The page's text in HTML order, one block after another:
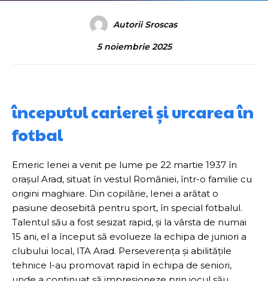
Autorii Sroscas
5 noiembrie 2025
începutul carierei și urcarea în
fotbal
Emeric Ienei a venit pe lume pe 22 martie 1937 în
orașul Arad, situat în vestul României, într-o familie cu
origini maghiare. Din copilărie, Ienei a arătat o
pasiune deosebită pentru sport, în special fotbalul.
Talentul său a fost sesizat rapid, și la vârsta de numai
15 ani, el a început să evolueze la echipa de juniori a
clubului local, ITA Arad. Perseverența și abilitățile
tehnice l-au promovat rapid în echipa de seniori,